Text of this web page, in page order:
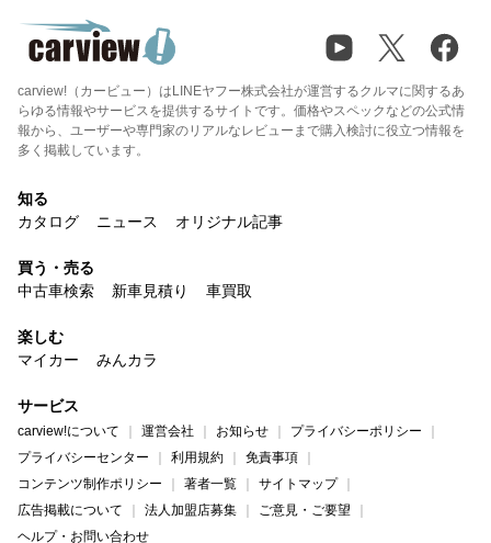
carview!（カービュー）はLINEヤフー株式会社が運営するクルマに関するあ
らゆる情報やサービスを提供するサイトです。価格やスペックなどの公式情
報から、ユーザーや専門家のリアルなレビューまで購入検討に役立つ情報を
多く掲載しています。
知る
カタログ
ニュース オリジナル記事
買う・売る
中古車検索
新車見積り 車買取
楽しむ
マイカー
みんカラ
サービス
carview!について 運営会社 お知らせ
プライバシーポリシー
プライバシーセンター
利用規約
免責事項
コンテンツ制作ポリシー
著者一覧
サイトマップ
広告掲載について
法人加盟店募集
ご意見・ご要望
ヘルプ・お問い合わせ